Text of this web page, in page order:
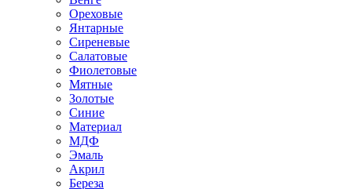
Ореховые
Янтарные
Сиреневые
Салатовые
Фиолетовые
Мятные
Золотые
Синие
Материал
МДФ
Эмаль
Акрил
Береза